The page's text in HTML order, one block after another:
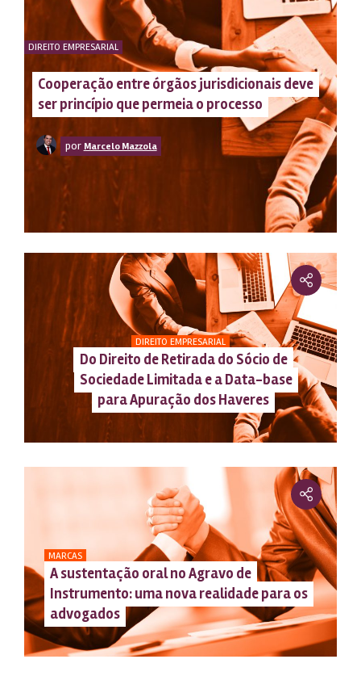
DIREITO EMPRESARIAL
Cooperação entre órgãos jurisdicionais deve
ser princípio que permeia o processo
por Marcelo Mazzola
DIREITO EMPRESARIAL
Do Direito de Retirada do Sócio de
Sociedade Limitada e a Data-base
para Apuração dos Haveres
MARCAS
A sustentação oral no Agravo de
Instrumento: uma nova realidade para os
advogados